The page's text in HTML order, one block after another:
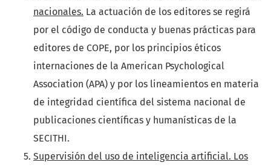
nacionales. La actuación de los editores se regirá
por el código de conducta y buenas prácticas para
editores de COPE, por los principios éticos
internaciones de la American Psychological
Association (APA) y por los lineamientos en materia
de integridad científica del sistema nacional de
publicaciones científicas y humanísticas de la
SECITHI.
Supervisión del uso de inteligencia artificial. Los